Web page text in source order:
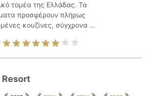
τομέα της Ελλάδας. Τα
προσφέρουν πλήρως
κουζίνες, σύγχρονα ...
Resort